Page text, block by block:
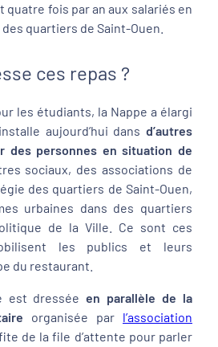
quatre fois par an aux salariés en
quartiers de Saint-Ouen.
ces repas ?
les étudiants, la Nappe a élargi
aujourd’hui dans d’autres
des personnes en situation de
sociaux, des associations de
des quartiers de Saint-Ouen,
urbaines dans des quartiers
de la Ville. Ce sont ces
les publics et leurs
du restaurant.
est dresséeen parallèle de la
organisée par l’association
de la file d’attente pour parler